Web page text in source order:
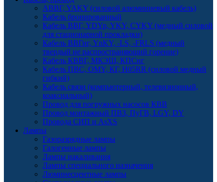
АВВГ, YAKY (силовой алюминиевый кабель)
Кабель бронированный
Кабель ВВГ, YDYp, YKY, CYKY (медный силовой
для стационарной прокладки)
Кабель ВВГнг, YnKY, -LS, -FRLS (медный
твердый не распространяющий горение)
Кабель КВВГ, МКЭШ, КПСнг
Кабель ПВС, OMY, КГ, H05RR (силовой медный
гибкий)
Кабель связи (компьютерный, телевизионный,
коаксиальный)
Провод для погружных насосов КВВ
Провод монтажный ПВЗ, ПуГВ, LGY, DY
Провода СИП и AsXS
Лампы
Газоразрядные лампы
Галогенные лампы
Лампы накаливания
Лампы специального назначения
Люминесцентные лампы